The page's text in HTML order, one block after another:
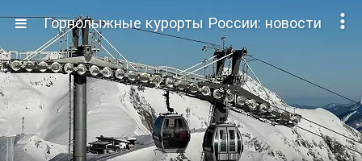

Горнолыжные курорты России: новости